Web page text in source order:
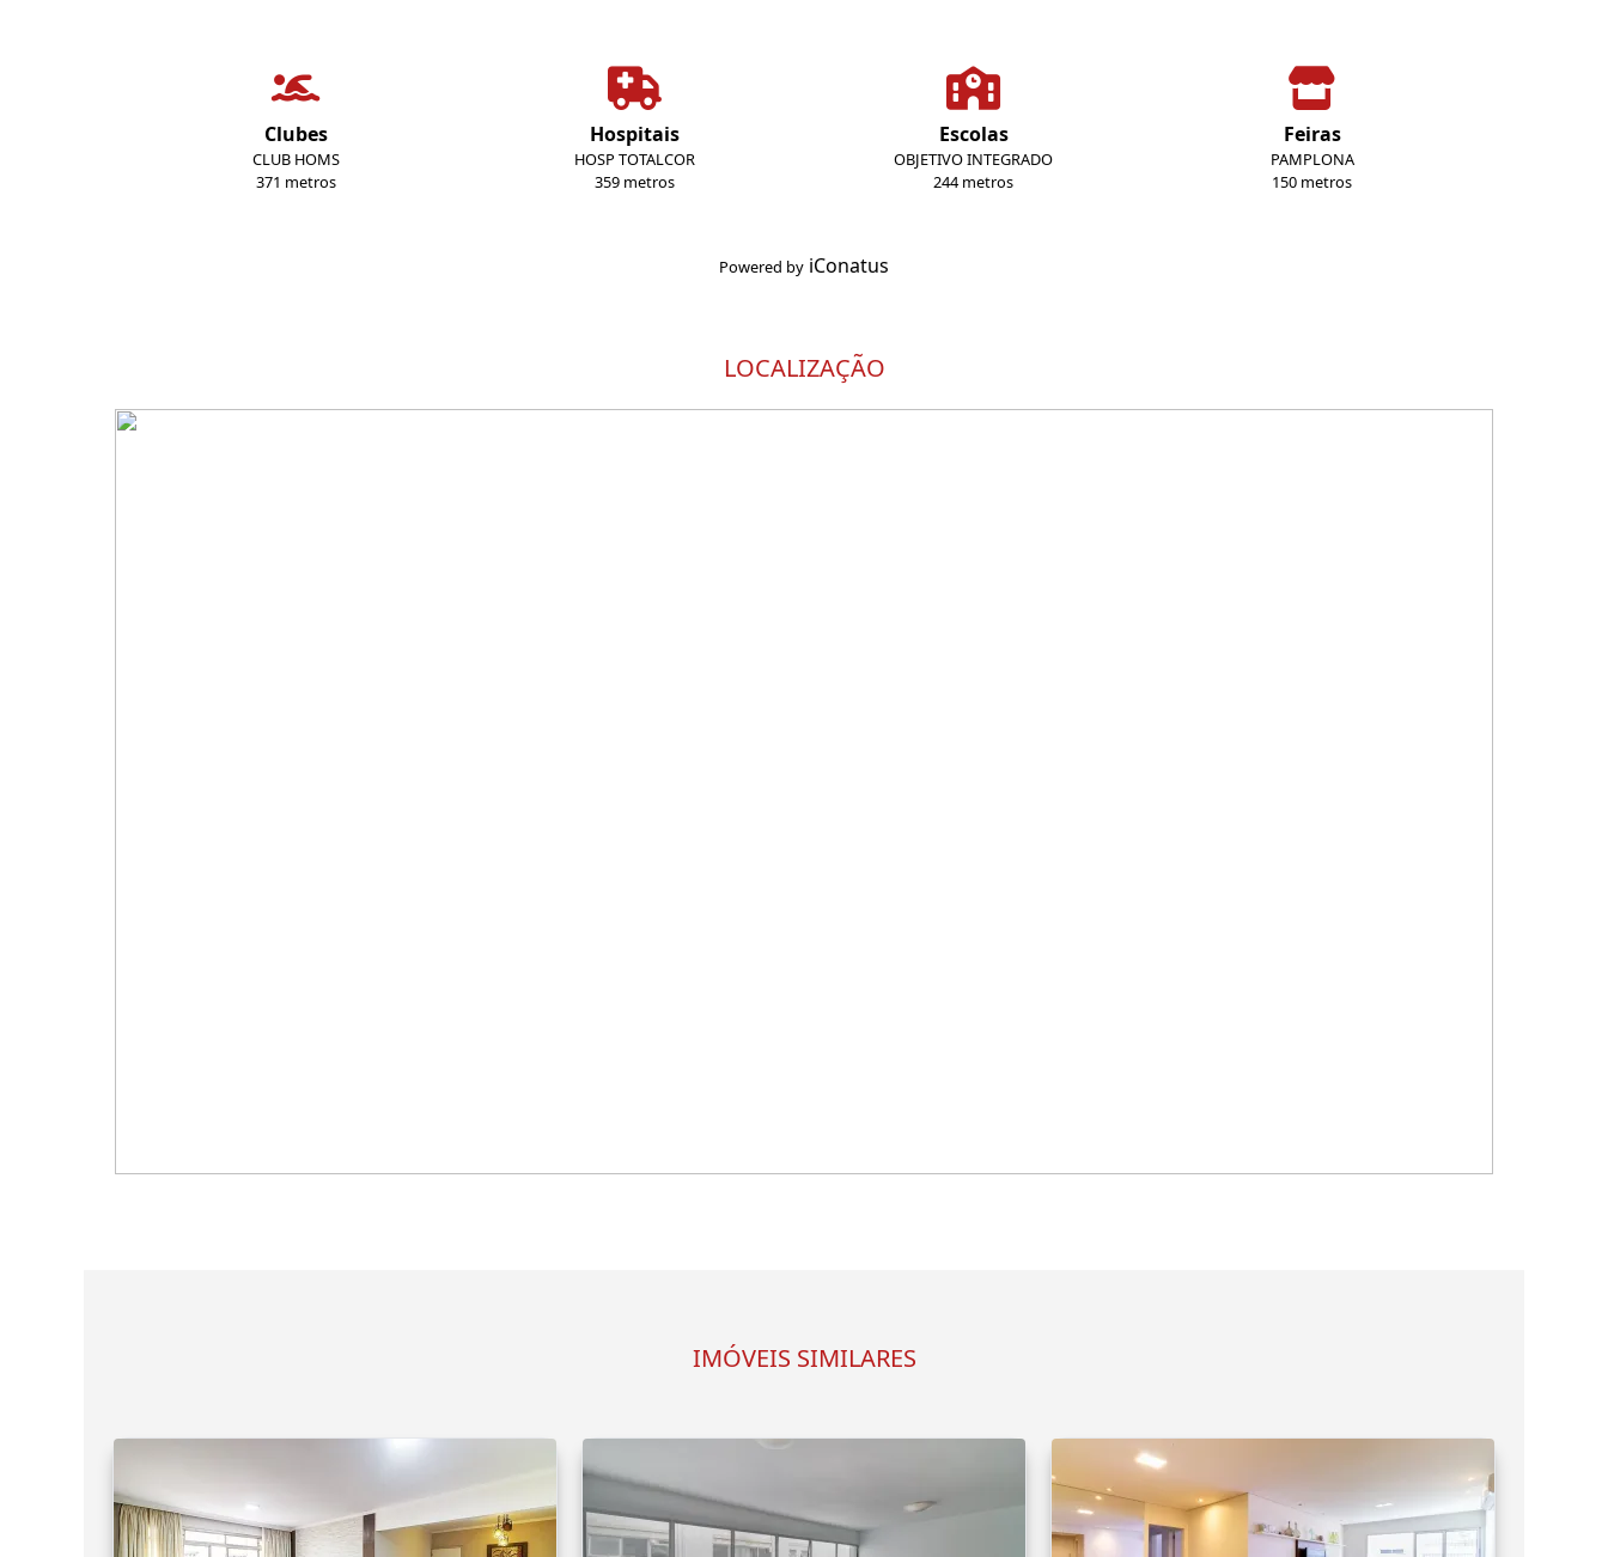
Clubes
CLUB HOMS
371 metros
Hospitais
HOSP TOTALCOR
359 metros
Escolas
OBJETIVO INTEGRADO
244 metros
Feiras
PAMPLONA
150 metros
Powered by iConatus
LOCALIZAÇÃO
IMÓVEIS SIMILARES